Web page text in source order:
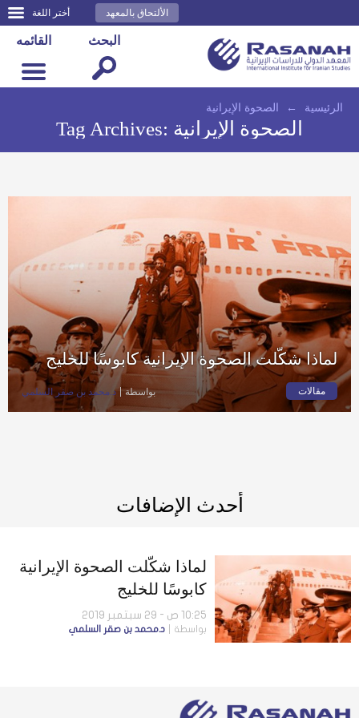
أختر اللغة الألتحاق بالمعهد
القائمه البحث
الرئيسية ← الصحوة الإيرانية
Tag Archives: الصحوة الإيرانية
لماذا شكّلت الصحوة الإيرانية كابوسًا للخليج
مقالات بواسطة د.محمد بن صقر السلمي
أحدث الإضافات
لماذا شكّلت الصحوة الإيرانية
كابوسًا للخليج
10:25 ص - 29 سبتمبر 2019
بواسطة د.محمد بن صقر السلمي